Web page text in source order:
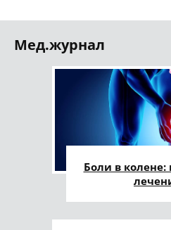
Мед.журнал
Боли в